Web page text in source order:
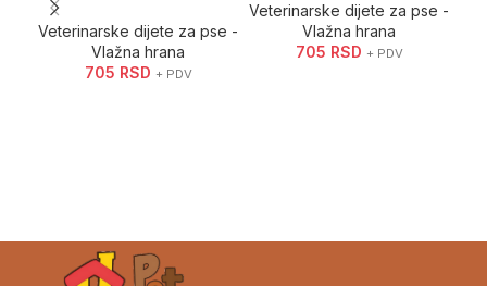
Veterinarske dijete za pse -
Vlažna hrana
705 RSD + PDV
Veterinarske dijete za pse -
Vlažna hrana
705 RSD + PDV